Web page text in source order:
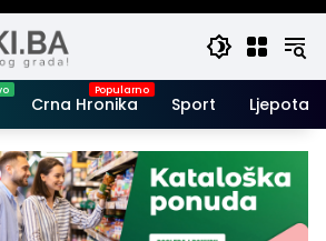
Crna Hronika Sport Ljepota i